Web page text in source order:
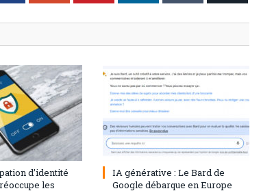
0
d’identité
les
28 juillet 2023 0
IA générative : Le Bard de
Google débarque en Europe